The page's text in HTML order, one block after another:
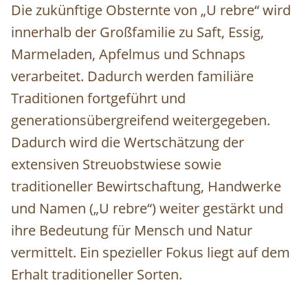
Die zukünftige Obsternte von „U rebre“ wird
innerhalb der Großfamilie zu Saft, Essig,
Marmeladen, Apfelmus und Schnaps
verarbeitet. Dadurch werden familiäre
Traditionen fortgeführt und
generationsübergreifend weitergegeben.
Dadurch wird die Wertschätzung der
extensiven Streuobstwiese sowie
traditioneller Bewirtschaftung, Handwerke
und Namen („U rebre“) weiter gestärkt und
ihre Bedeutung für Mensch und Natur
vermittelt. Ein spezieller Fokus liegt auf dem
Erhalt traditioneller Sorten.